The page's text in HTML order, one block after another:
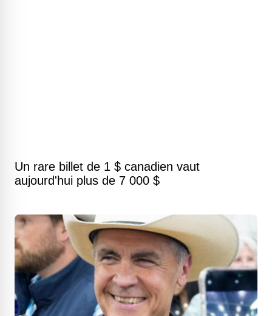
Un rare billet de 1 $ canadien vaut
aujourd'hui plus de 7 000 $